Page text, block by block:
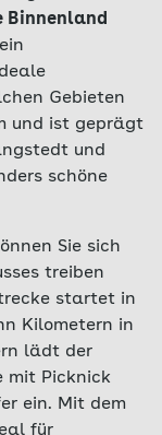
Binnenland
Gebieten
und ist geprägt
und
schöne
Sie sich
treiben
startet in
Kilometern in
lädt der
mit Picknick
ein. Mit dem
für